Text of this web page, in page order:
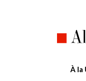
À la